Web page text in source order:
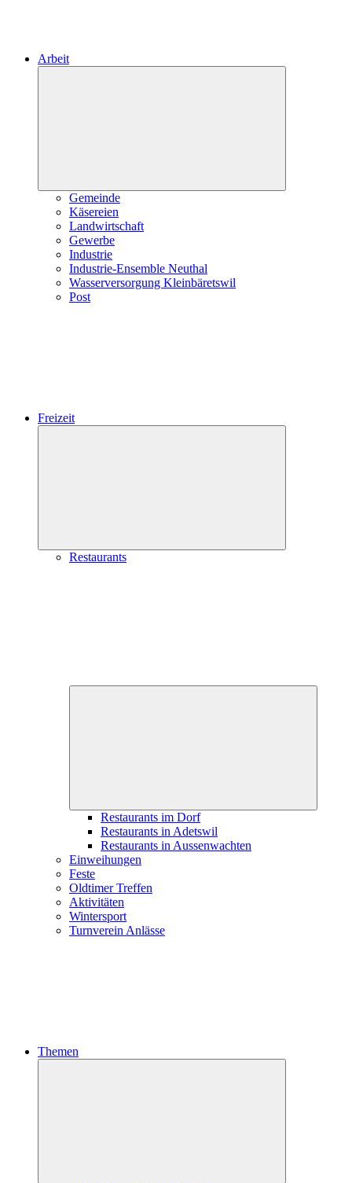
Arbeit
Gemeinde
Käsereien
Landwirtschaft
Gewerbe
Industrie
Industrie-Ensemble Neuthal
Wasserversorgung Kleinbäretswil
Post
Freizeit
Restaurants
Restaurants im Dorf
Restaurants in Adetswil
Restaurants in Aussenwachten
Einweihungen
Feste
Oldtimer Treffen
Aktivitäten
Wintersport
Turnverein Anlässe
Themen